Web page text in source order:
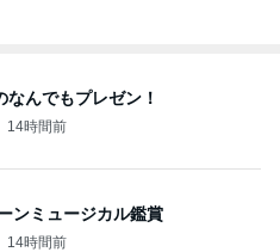
なんでもプレゼン！
14時間前
ンミュージカル鑑賞
14時間前